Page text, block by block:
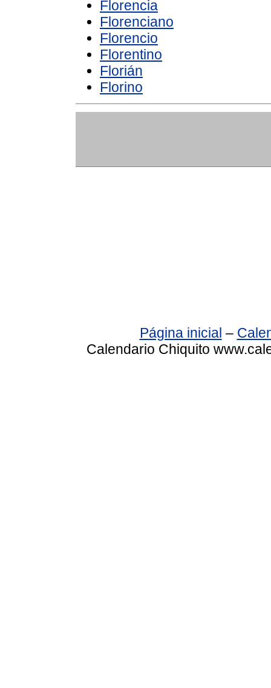
Florencia
Florenciano
Florencio
Florentino
Florián
Florino
Página inicial –
Calendario Chiquito